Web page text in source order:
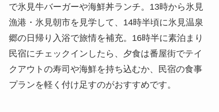
で氷見牛バーガーや海鮮丼ランチ。13時から氷見
漁港・氷見朝市を見学して、14時半頃に氷見温泉
郷の日帰り入浴で旅情を補充。16時半に素泊まり
民宿にチェックインしたら、夕食は番屋街でテイ
クアウトの寿司や海鮮を持ち込むか、民宿の食事
プランを軽く付け足すのがおすすめです。